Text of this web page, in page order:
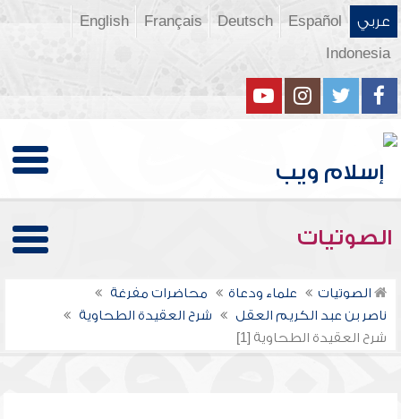
عربي Español
Deutsch
Français
English
Indonesia
الصوتيات
الصوتيات علماء ودعاة
محاضرات مفرغة
ناصر بن عبد الكريم العقل
شرح العقيدة الطحاوية
شرح العقيدة الطحاوية [1]